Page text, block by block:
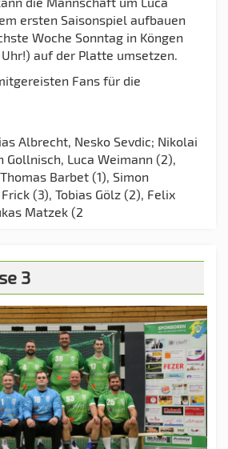
ersten Saisonspiel aufbauen
Woche Sonntag in Köngen
auf der Platte umsetzen.
Fans für die
Albrecht, Nesko Sevdic; Nikolai
Gollnisch, Luca Weimann (2),
Barbet (1), Simon
(3), Tobias Gölz (2), Felix
Matzek (2
3